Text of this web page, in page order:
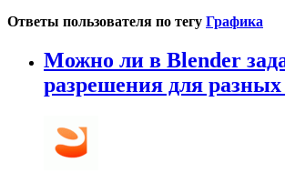
Ответы пользователя по тегу Графика
Можно ли в Blender
разрешения для